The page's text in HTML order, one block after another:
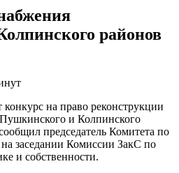
районов
конкурс на право реконструкции
и Колпинского
председатель Комитета по
заседании Комиссии ЗакС по
и собственности.